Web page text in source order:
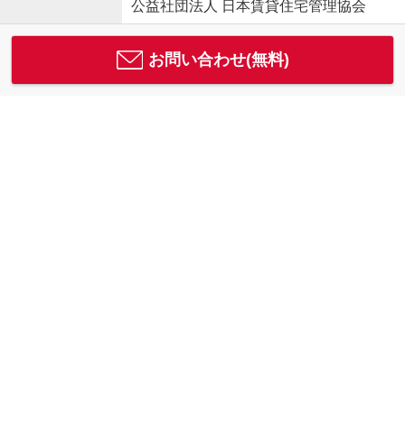
公益社団法人 日本賃貸住宅管理協会
お問い合わせ(無料)